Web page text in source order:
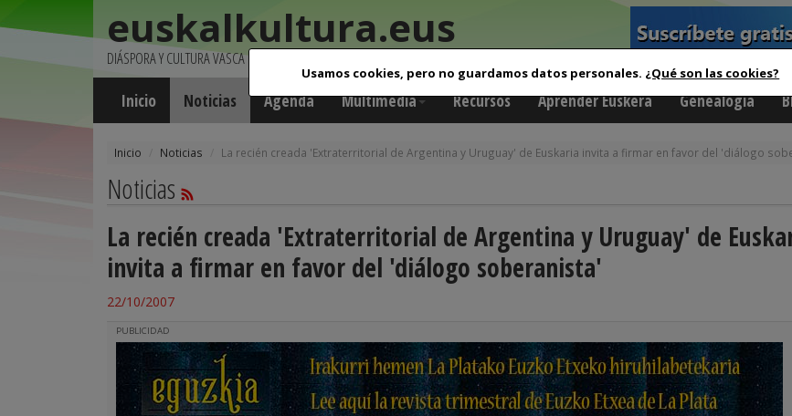
Usamos cookies, pero no guardamos datos personales. ¿Qué son las cookies?
euskalkultura.eus
DIÁSPORA Y CULTURA VASCA
Inicio Noticias Agenda Multimedia Recursos Aprender Euskera Genealogía
Inicio Noticias La recién creada 'Extraterritorial de Argentina y Uruguay' de Euskaria invita a firmar en favor del 'diálogo
Noticias
La recién creada 'Extraterritorial de Argentina y Uruguay' de
invita a firmar en favor del 'diálogo soberanista'
22/10/2007
PUBLICIDAD